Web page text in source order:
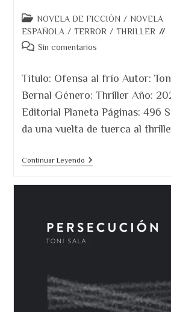
Categoría
de
la
NOVELA DE FICCIÓN / NOVELA
ESPAÑOLA / TERROR / THRILLER
Comentarios
entrada:
Sin comentarios
Título: Ofensa al frío Autor:
Bernal Género: Thriller Año:
Editorial Planeta Páginas: 496
da una vuelta de tuerca al
Continuar LeyendoOfensa